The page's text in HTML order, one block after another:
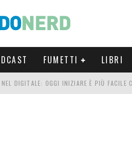
FUMETTI LIBRI
NEL DIGITALE: OGGI INIZIARE È PIÙ FACILE